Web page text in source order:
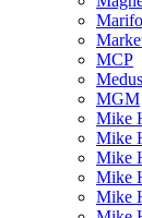
MCP
MGM
Mike
Mike
Mike
Mike
Mike